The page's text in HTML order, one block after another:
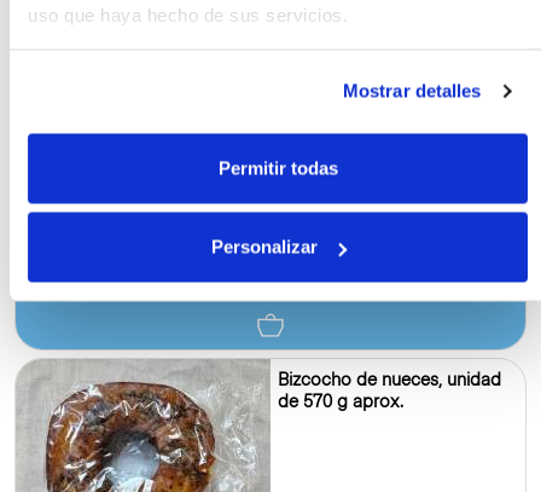
uso que haya hecho de sus servicios.
Mostrar detalles
Permitir todas
Personalizar
570 g
6.15
500 g aprox.
3.80€
500 g
7.00€ / kg
Bizcocho de nueces, unidad
de 570 g aprox.